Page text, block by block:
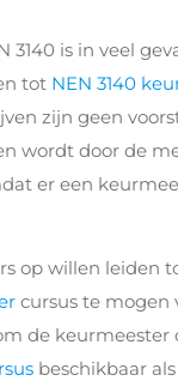
3140 is in veel
tot NEN 3140
zijn geen
wordt door de
er een
op willen leiden
cursus te mogen
de
beschikbaar